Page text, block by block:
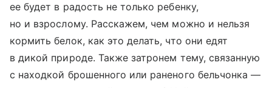
ее будет в радость не только ребенку,
но и взрослому. Расскажем, чем можно и нельзя
кормить белок, как это делать, что они едят
в дикой природе. Также затронем тему, связанную
с находкой брошенного или раненого бельчонка —